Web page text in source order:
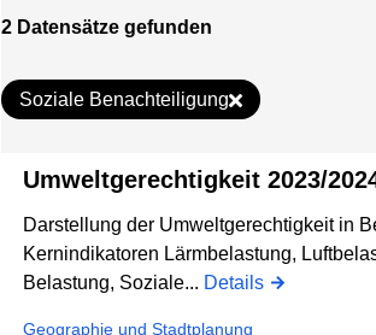
2 Datensätze gefunden
Soziale Benachteiligung
Umweltgerechtigkeit 2023/
Darstellung der Umweltgerechtigkeit in
Kernindikatoren Lärmbelastung,
Belastung, Soziale... Details
Geographie und Stadtplanung